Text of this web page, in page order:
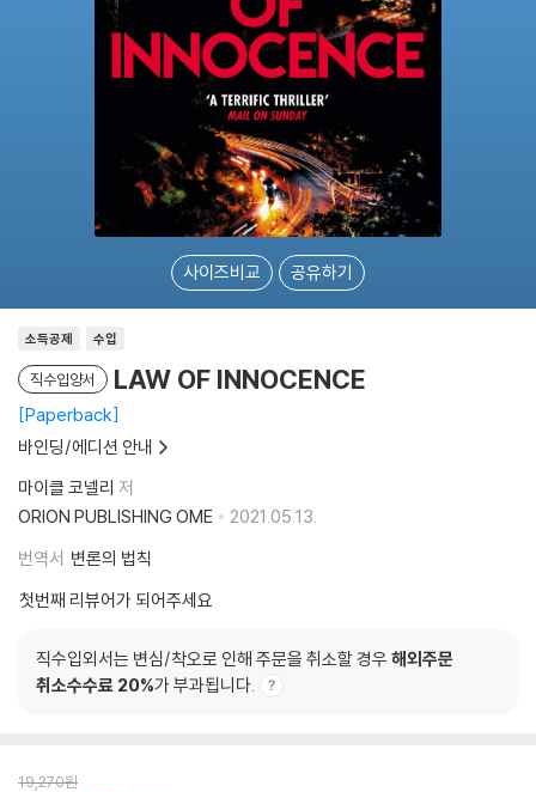
사이즈비교 공유하기
소득공제 수입
직수입양서 LAW OF INNOCENCE
Paperback
바인딩/에디션 안내
마이클 코넬리 저
ORION PUBLISHING OME
2021.05.13.
번역서 변론의 법칙
첫번째 리뷰어가 되어주세요
직수입외서는 변심/착오로 인해 주문을 취소할 경우 해외주문
취소수수료 20%가 부과됩니다.
19,270원